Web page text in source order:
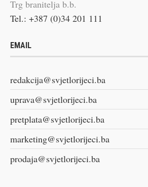
Trg branitelja b.b.
Tel.: +387 (0)34 201 111
EMAIL
redakcija@svjetlorijeci.ba
uprava@svjetlorijeci.ba
pretplata@svjetlorijeci.ba
marketing@svjetlorijeci.ba
prodaja@svjetlorijeci.ba